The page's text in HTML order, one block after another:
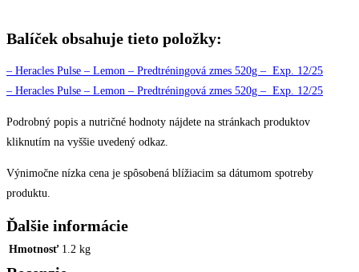
Balíček obsahuje tieto položky:
– Heracles Pulse – Lemon – Predtréningová zmes 520g – Exp. 12/25
– Heracles Pulse – Lemon – Predtréningová zmes 520g – Exp. 12/25
Podrobný popis a nutričné hodnoty nájdete na stránkach produktov
kliknutím na vyššie uvedený odkaz.
Výnimočne nízka cena je spôsobená blížiacim sa dátumom spotreby
produktu.
Ďalšie informácie
Hmotnosť 1.2 kg